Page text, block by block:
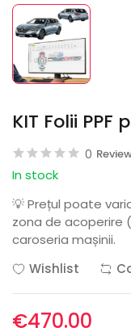
KIT Folii
0
In stock
💡 Prețul poate
zona de acoperire
caroseria mașinii.
Wishlist
€470.00